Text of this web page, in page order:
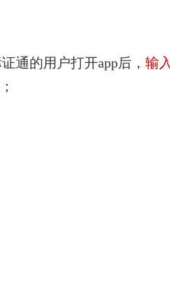
通的用户打开app后， 输